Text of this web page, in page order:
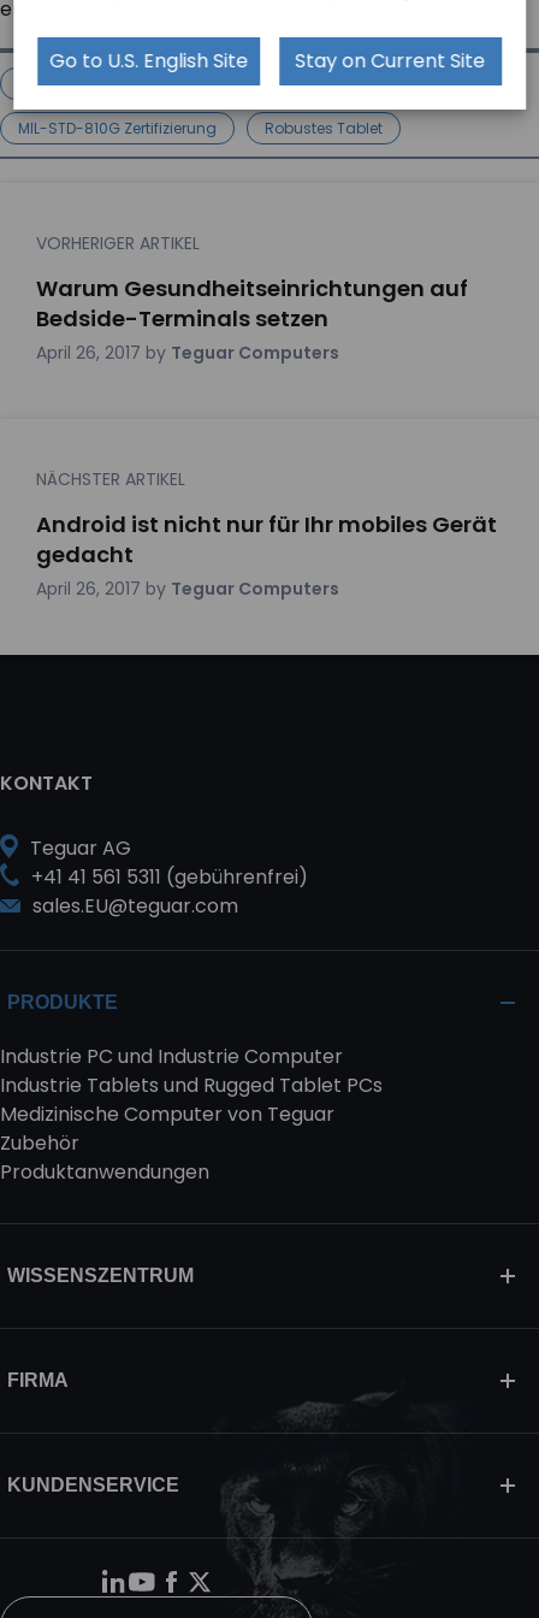
erfahren möchten,
kontaktieren Sie Teguar
Computer Für Extreme Temperaturen Lüfterlose Computer
MIL-STD-810G Zertifizierung Robustes Tablet
VORHERIGER ARTIKEL
Warum Gesundheitseinrichtungen auf
Bedside-Terminals setzen
April 26, 2017 by Teguar Computers
NÄCHSTER ARTIKEL
Android ist nicht nur für Ihr mobiles Gerät
gedacht
April 26, 2017 by Teguar Computers
KONTAKT
Teguar AG
+41 41 561 5311 (gebührenfrei)
sales.EU@teguar.com
PRODUKTE
Industrie PC und Industrie Computer
Industrie Tablets und Rugged Tablet PCs
Medizinische Computer von Teguar
Zubehör
Produktanwendungen
WISSENSZENTRUM
FIRMA
KUNDENSERVICE
Go to U.S. English Site Stay on Current Site